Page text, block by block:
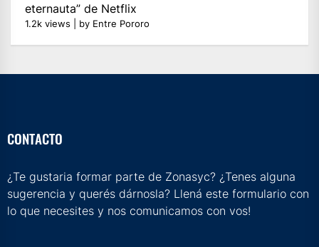
eternauta” de Netflix
1.2k views by Entre Pororo
CONTACTO
¿Te gustaria formar parte de Zonasyc? ¿Tenes alguna
sugerencia y querés dárnosla? Llená este formulario con
lo que necesites y nos comunicamos con vos!